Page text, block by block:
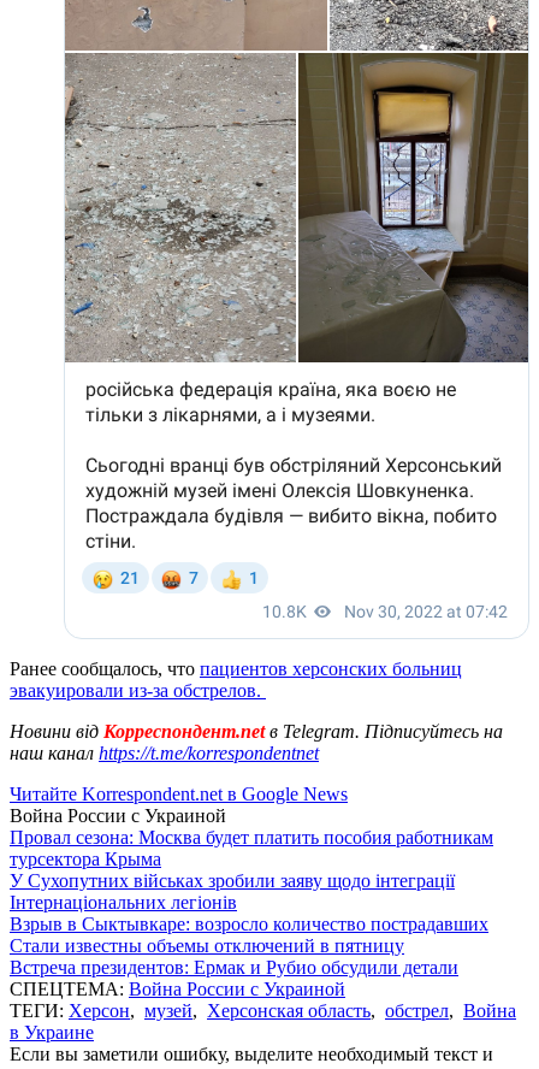
Ранее сообщалось, что пациентов херсонских больниц
эвакуировали из-за обстрелов.
Новини від Корреспондент.netв Telegram. Підписуйтесь на
наш канал https://t.me/korrespondentnet
Читайте Korrespondent.net в Google News
Война России с Украиной
Провал сезона: Москва будет платить пособия работникам
турсектора Крыма
У Сухопутних військах зробили заяву щодо інтеграції
Інтернаціональних легіонів
Взрыв в Сыктывкаре: возросло количество пострадавших
Стали известны объемы отключений в пятницу
Встреча президентов: Ермак и Рубио обсудили детали
СПЕЦТЕМА: Война России с Украиной
ТЕГИ: Херсон, музей, Херсонская область, обстрел, Война
в Украине
Если вы заметили ошибку, выделите необходимый текст и